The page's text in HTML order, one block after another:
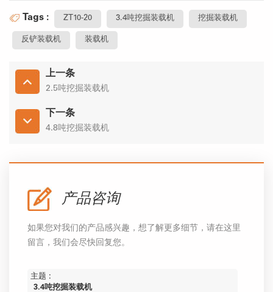
Tags : ZT10-20 3.4吨挖掘装载机 挖掘装载机
反铲装载机 装载机
上一条
2.5吨挖掘装载机
下一条
4.8吨挖掘装载机
产品咨询
如果您对我们的产品感兴趣，想了解更多细节，请在这里
留言，我们会尽快回复您。
主题 :
3.4吨挖掘装载机